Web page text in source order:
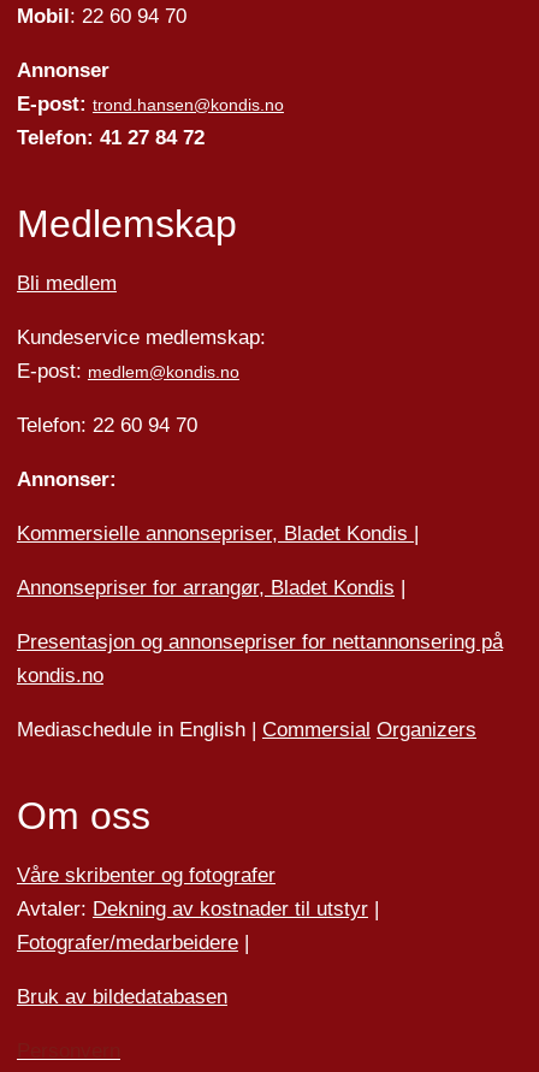
Mobil: 22 60 94 70
Annonser
E-post: trond.hansen@kondis.no
Telefon: 41 27 84 72
Medlemskap
Bli medlem
Kundeservice medlemskap:
E-post: medlem@kondis.no
Telefon: 22 60 94 70
Annonser:
Kommersielle annonsepriser, Bladet Kondis |
Annonsepriser for arrangør, Bladet Kondis |
Presentasjon og annonsepriser for nettannonsering på
kondis.no
Mediaschedule in English | Commersial Organizers
Om oss
Våre skribenter og fotografer
Avtaler: Dekning av kostnader til utstyr|
Fotografer/medarbeidere|
Bruk av bildedatabasen